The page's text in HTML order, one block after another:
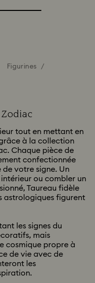
Figurines
tout en mettant en
à la collection
Chaque pièce de
confectionnée
de votre signe. Un
ou combler un
Taureau fidèle
astrologiques figurent
les signes du
mais
cosmique propre à
de vie avec de
les